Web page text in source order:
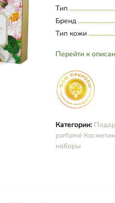
Тип
Бренд
Тип кожи
Перейти к
Категории:
parfumé
наборы